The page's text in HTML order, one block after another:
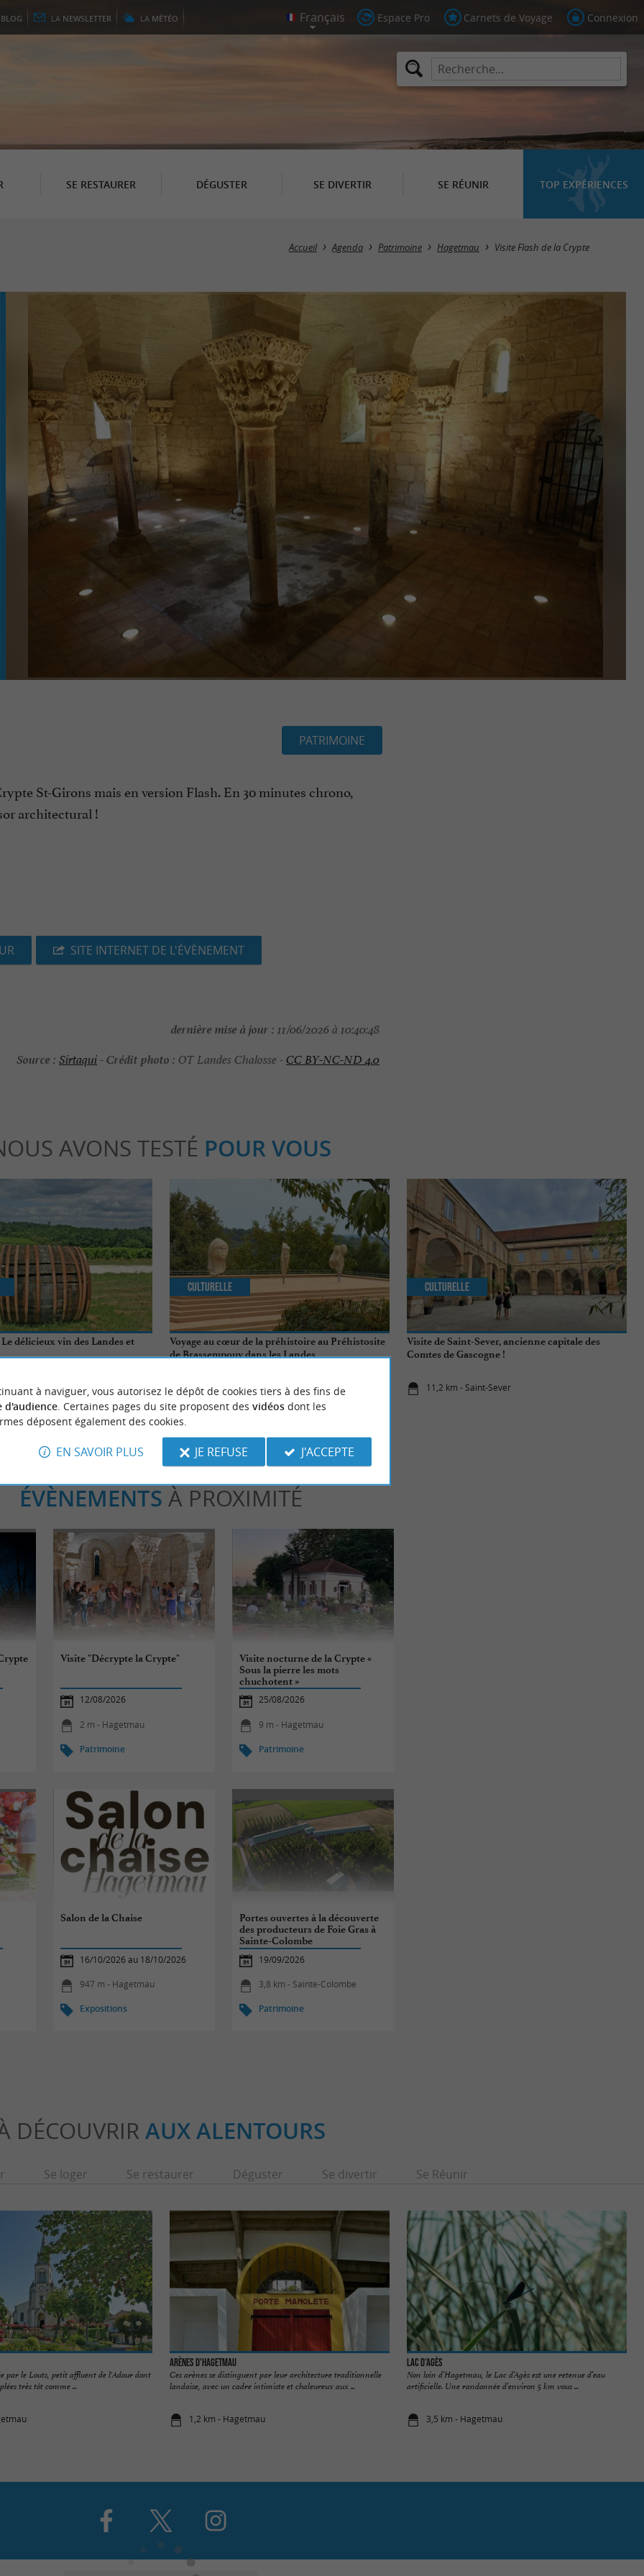
BLOG LA NEWSLETTER LA MÉTÉO Espace Pro Carnets de Voyage Connexion
SE RESTAURER DÉGUSTER SE DIVERTIR SE RÉUNIR TOP EXPÉRIENCES
Accueil Agenda Patrimoine Hagetmau Visite Flash de la Crypte
PATRIMOINE
St-Girons mais en version Flash. En 30 minutes chrono,
architectural !
SITE INTERNET DE L'ÉVÈNEMENT
dernière mise à jour : 11/06/2026 à 10:40:48
Source : Sirtaqui-Crédit photo : OT Landes Chalosse -CC BY-NC-ND 4.0
AVONS TESTÉ POUR VOUS
délicieux vin des Landes et
Chalosse
Voyage au cœur de la préhistoire au Préhistosite
de Brassempouy dans les Landes
8,0 km - Brassempouy
Culturelle
Visite de Saint-Sever, ancienne capitale des
Comtes de Gascogne !
11,2 km - Saint-Sever
Culturelle
ÉVÈNEMENTS À PROXIMITÉ
Visite "Décrypte la Crypte"
12/08/2026
2 m - Hagetmau
Patrimoine
Visite nocturne de la Crypte «
Sous la pierre les mots
chuchotent »
25/08/2026
9 m - Hagetmau
Patrimoine
Salon de la Chaise
16/10/2026 au 18/10/2026
947 m - Hagetmau
Expositions
Portes ouvertes à la découverte
des producteurs de Foie Gras à
Sainte-Colombe
19/09/2026
3,8 km - Sainte-Colombe
Patrimoine
DÉCOUVRIR AUX ALENTOURS
Se loger Se restaurer Déguster Se divertir Se Réunir
par le Louts, petit affluent de l'Adour dont
très tôt comme ...
Arènes d'Hagetmau
Ces arènes se distinguent par leur architecture traditionnelle
landaise, avec un cadre intimiste et chaleureux aux ...
1,2 km - Hagetmau
Lac d’Agès
Non loin d’Hagetmau, le Lac d’Agès est une retenue d’eau
artificielle. Une randonnée d’environ 5 km vous ...
3,5 km - Hagetmau
à naviguer, vous autorisez le dépôt de cookies tiers à des fins de
d'audience. Certaines pages du site proposent des vidéosdont les
déposent également des cookies.
EN SAVOIR PLUS JE REFUSE J'ACCEPTE